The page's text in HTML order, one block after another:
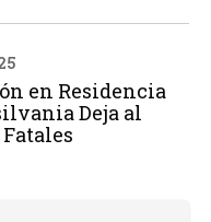
en Residencia
Deja al